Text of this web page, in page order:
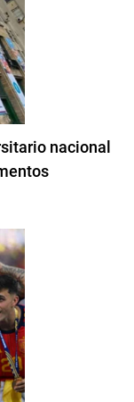
nacional